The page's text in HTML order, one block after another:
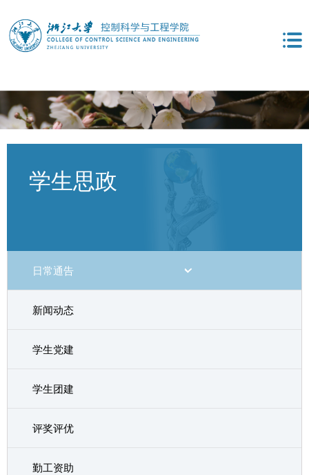
学生思政
日常通告
新闻动态
学生党建
学生团建
评奖评优
勤工资助